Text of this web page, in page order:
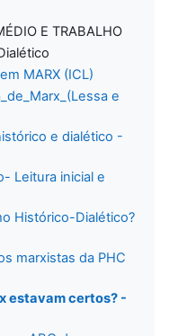
E TRABALHO
MARX (ICL)
e
e dialético -
Leitura inicial e
Histórico-Dialético?
marxistas da PHC
estavam certos? -